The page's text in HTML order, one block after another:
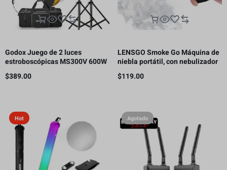
Godox Juego de 2 luces
estroboscópicas MS300V 600W
para estudio
$389.00
LENSGO Smoke Go Máquina de
niebla portátil, con nebulizador
de control remoto para
fotografía
$119.00
Hot Agotado